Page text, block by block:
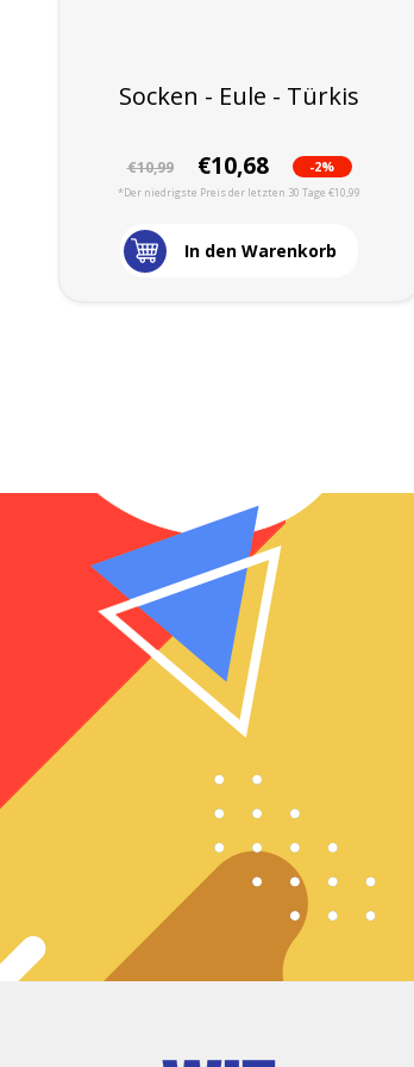
Socken - Eule - Türkis
€10,99 €10,68 -2%
*Der niedrigste Preis der letzten 30 Tage €10,99
In den Warenkorb